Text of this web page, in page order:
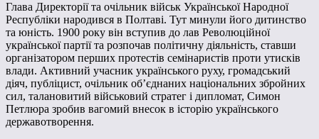
Глава Директорії та очільник військ Української Народної
Республіки народився в Полтаві. Тут минули його дитинство
та юність. 1900 року він вступив до лав Революційної
української партії та розпочав політичну діяльність, ставши
організатором перших протестів семінаристів проти утисків
влади. Активний учасник українського руху, громадський
діяч, публіцист, очільник об’єднаних національних збройних
сил, талановитий військовий стратег і дипломат, Симон
Петлюра зробив вагомий внесок в історію українського
державотворення.